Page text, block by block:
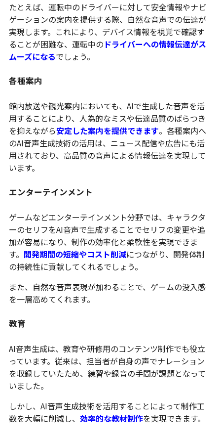
たとえば、運転中のドライバーに対して安全情報やナビ
ゲーションの案内を提供する際、自然な音声での伝達が
実現します。これにより、デバイス情報を視覚で確認す
ることが困難な、運転中の ドライバーへの情報伝達がス
ムーズになるでしょう。
各種案内
館内放送や観光案内においても、AIで生成した音声を活
用することにより、人為的なミスや伝達品質のばらつき
を抑えながら安定した案内を提供できます。各種案内へ
のAI音声生成技術の活用は、ニュース配信や広告にも活
用されており、高品質の音声による情報伝達を実現して
います。
エンターテインメント
ゲームなどエンターテインメント分野では、キャラクタ
ーのセリフをAI音声で生成することでセリフの変更や追
加が容易になり、制作の効率化と柔軟性を実現できま
す。 開発期間の短縮やコスト削減につながり、開発体制
の持続性に貢献してくれるでしょう。
また、自然な音声表現が加わることで、ゲームの没入感
を一層高めてくれます。
教育
AI音声生成は、教育や研修用のコンテンツ制作でも役立
っています。従来は、担当者が自身の声でナレーション
を収録していたため、練習や録音の手間が課題となって
いました。
しかし、AI音声生成技術を活用することによって制作工
数を大幅に削減し、 効率的な教材制作を実現できます。